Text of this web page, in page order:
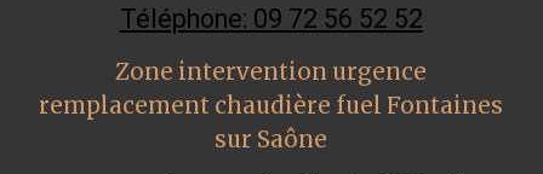
Téléphone: 09 72 56 52 52
Zone intervention urgence
remplacement chaudière fuel Fontaines
sur Saône